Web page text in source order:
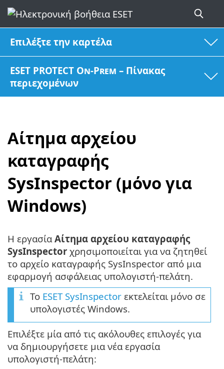
Επιλέξτε την καρτέλα
ESET PROTECT On-Prem – Πίνακας
περιεχομένων
Αίτημα αρχείου
καταγραφής
SysInspector (μόνο για
Windows)
Η εργασία Αίτημα αρχείου καταγραφής
SysInspector χρησιμοποιείται για να ζητηθεί
το αρχείο καταγραφής SysInspector από μια
εφαρμογή ασφάλειας υπολογιστή-πελάτη.
Το ESET SysInspector εκτελείται μόνο σε
υπολογιστές Windows.
Επιλέξτε μία από τις ακόλουθες επιλογές για
να δημιουργήσετε μια νέα εργασία
υπολογιστή-πελάτη: